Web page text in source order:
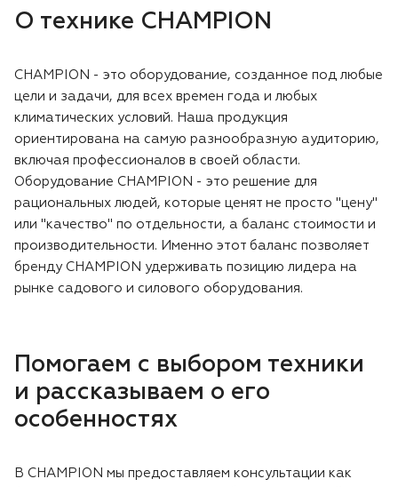
О технике CHAMPION
CHAMPION - это оборудование, созданное под любые
цели и задачи, для всех времен года и любых
климатических условий. Наша продукция
ориентирована на самую разнообразную аудиторию,
включая профессионалов в своей области.
Оборудование CHAMPION - это решение для
рациональных людей, которые ценят не просто "цену"
или "качество" по отдельности, а баланс стоимости и
производительности. Именно этот баланс позволяет
бренду CHAMPION удерживать позицию лидера на
рынке садового и силового оборудования.
Помогаем с выбором техники
и рассказываем о его
особенностях
В CHAMPION мы предоставляем консультации как